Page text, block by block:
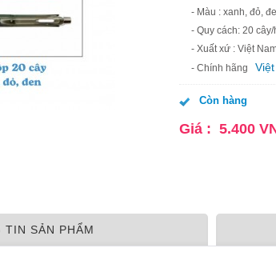
- Màu : xanh, đỏ,
- Quy cách: 20 cây/
- Xuất xứ : Việt
- Chính hãng
Còn hàng
Giá : 5.400
TIN SẢN PHẨM